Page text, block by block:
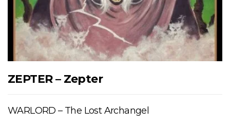
ZEPTER – Zepter
WARLORD – The Lost Archangel